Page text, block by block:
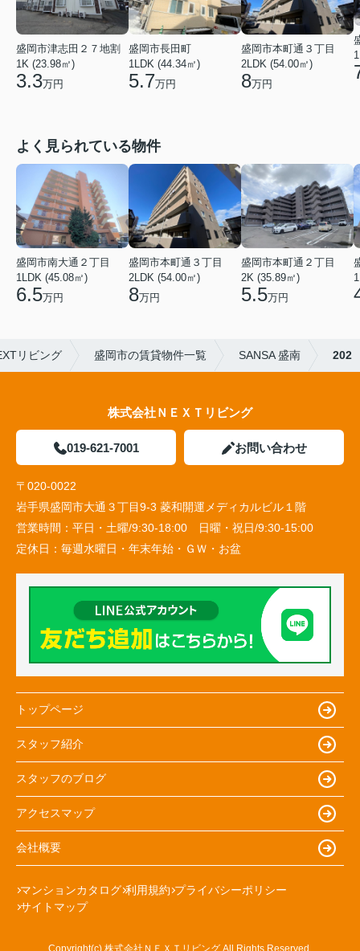
盛岡市津志田２７地割
1K (23.98㎡)
3.3万円
盛岡市長田町
1LDK (44.34㎡)
5.7万円
盛岡市本町通３丁目
2LDK (54.00㎡)
8万円
よく見られている物件
盛岡市南大通２丁目
1LDK (45.08㎡)
6.5万円
盛岡市本町通３丁目
2LDK (54.00㎡)
8万円
盛岡市本町通２丁目
2K (35.89㎡)
5.5万円
リビング 盛岡市の賃貸物件一覧 SANSA 盛南 202
株式会社ＮＥＸＴリビング
019-621-7001 お問い合わせ
〒020-0022
岩手県盛岡市大通３丁目9-3 菱和開運メディカルビル１階
営業時間： 平日・土曜/9:30-18:00 日曜・祝日/9:30-15:00
定休日： 毎週水曜日・年末年始・ＧＷ・お盆
トップページ
スタッフ紹介
スタッフのブログ
アクセスマップ
会社概要
マンションカタログ 利用規約 プライバシーポリシー
サイトマップ
Copyright(c) 株式会社ＮＥＸＴリビング All Rights Reserved.